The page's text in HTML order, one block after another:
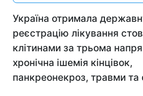
Україна отримала
реєстрацію лікування
клітинами за трьома
хронічна ішемія кінцівок,
панкреонекроз, травми та